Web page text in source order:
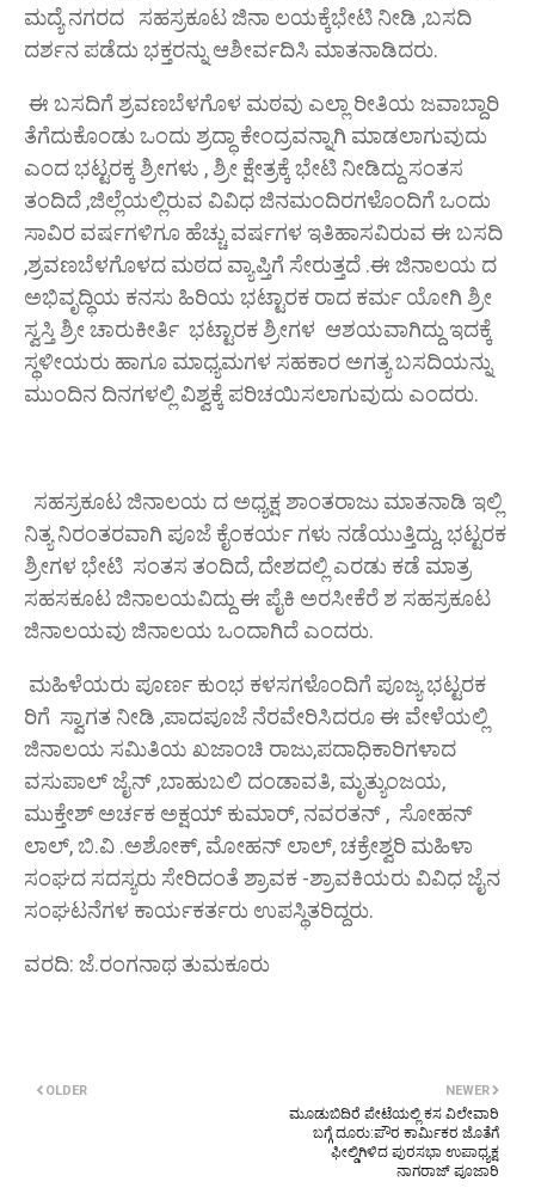
ಮದ್ಯೆ ನಗರದ ಸಹಸ್ರಕೂಟ ಜಿನಾ ಲಯಕ್ಕೆಭೇಟಿ ನೀಡಿ ,ಬಸದಿ
ದರ್ಶನ ಪಡೆದು ಭಕ್ತರನ್ನು ಆಶೀರ್ವದಿಸಿ ಮಾತನಾಡಿದರು.
ಈ ಬಸದಿಗೆ ಶ್ರವಣಬೆಳಗೊಳ ಮಠವು ಎಲ್ಲಾ ರೀತಿಯ ಜವಾಬ್ದಾರಿ
ತೆಗೆದುಕೊಂಡು ಒಂದು ಶ್ರದ್ಧಾ ಕೇಂದ್ರವನ್ನಾಗಿ ಮಾಡಲಾಗುವುದು
ಎಂದ ಭಟ್ಟರಕ್ಕ ಶ್ರೀಗಳು , ಶ್ರೀ ಕ್ಷೇತ್ರಕ್ಕೆ ಭೇಟಿ ನೀಡಿದ್ದು ಸಂತಸ
ತಂದಿದೆ ,ಜಿಲ್ಲೆಯಲ್ಲಿರುವ ವಿವಿಧ ಜಿನಮಂದಿರಗಳೊಂದಿಗೆ ಒಂದು
ಸಾವಿರ ವರ್ಷಗಳಿಗೂ ಹೆಚ್ಚು ವರ್ಷಗಳ ಇತಿಹಾಸವಿರುವ ಈ ಬಸದಿ
,ಶ್ರವಣಬೆಳಗೊಳದ ಮಠದ ವ್ಯಾಪ್ತಿಗೆ ಸೇರುತ್ತದೆ .ಈ ಜಿನಾಲಯ ದ
ಅಭಿವೃದ್ಧಿಯ ಕನಸು ಹಿರಿಯ ಭಟ್ಟಾರಕ ರಾದ ಕರ್ಮ ಯೋಗಿ ಶ್ರೀ
ಸ್ವಸ್ತಿ ಶ್ರೀ ಚಾರುಕೀರ್ತಿ ಭಟ್ಟಾರಕ ಶ್ರೀಗಳ ಆಶಯವಾಗಿದ್ದು ಇದಕ್ಕೆ
ಸ್ಥಳೀಯರು ಹಾಗೂ ಮಾಧ್ಯಮಗಳ ಸಹಕಾರ ಅಗತ್ಯ ಬಸದಿಯನ್ನು
ಮುಂದಿನ ದಿನಗಳಲ್ಲಿ ವಿಶ್ವಕ್ಕೆ ಪರಿಚಯಿಸಲಾಗುವುದು ಎಂದರು.
ಸಹಸ್ರಕೂಟ ಜಿನಾಲಯ ದ ಅಧ್ಯಕ್ಷ ಶಾಂತರಾಜು ಮಾತನಾಡಿ ಇಲ್ಲಿ
ನಿತ್ಯ ನಿರಂತರವಾಗಿ ಪೂಜೆ ಕೈಂಕರ್ಯ ಗಳು ನಡೆಯುತ್ತಿದ್ದು, ಭಟ್ಟರಕ
ಶ್ರೀಗಳ ಭೇಟಿ ಸಂತಸ ತಂದಿದೆ, ದೇಶದಲ್ಲಿ ಎರಡು ಕಡೆ ಮಾತ್ರ
ಸಹಸಕೂಟ ಜಿನಾಲಯವಿದ್ದು ಈ ಪೈಕಿ ಅರಸೀಕೆರೆ ಶ ಸಹಸ್ರಕೂಟ
ಜಿನಾಲಯವು ಜಿನಾಲಯ ಒಂದಾಗಿದೆ ಎಂದರು.
ಮಹಿಳೆಯರು ಪೂರ್ಣ ಕುಂಭ ಕಳಸಗಳೊಂದಿಗೆ ಪೂಜ್ಯ ಭಟ್ಟರಕ
ರಿಗೆ ಸ್ವಾಗತ ನೀಡಿ ,ಪಾದಪೂಜೆ ನೆರವೇರಿಸಿದರೂ ಈ ವೇಳೆಯಲ್ಲಿ
ಜಿನಾಲಯ ಸಮಿತಿಯ ಖಜಾಂಚಿ ರಾಜು,ಪದಾಧಿಕಾರಿಗಳಾದ
ವಸುಪಾಲ್ ಜೈನ್ ,ಬಾಹುಬಲಿ ದಂಡಾವತಿ, ಮೃತ್ಯುಂಜಯ,
ಮುಕ್ತೇಶ್ ಅರ್ಚಕ ಅಕ್ಷಯ್ ಕುಮಾರ್, ನವರತನ್ , ಸೋಹನ್
ಲಾಲ್, ಬಿ.ವಿ .ಅಶೋಕ್, ಮೋಹನ್ ಲಾಲ್, ಚಕ್ರೇಶ್ವರಿ ಮಹಿಳಾ
ಸಂಘದ ಸದಸ್ಯರು ಸೇರಿದಂತೆ ಶ್ರಾವಕ -ಶ್ರಾವಕಿಯರು ವಿವಿಧ ಜೈನ
ಸಂಘಟನೆಗಳ ಕಾರ್ಯಕರ್ತರು ಉಪಸ್ಥಿತರಿದ್ದರು.
ವರದಿ: ಜೆ.ರಂಗನಾಥ ತುಮಕೂರು
NEWER
ಮೂಡುಬಿದಿರೆ ಪೇಟೆಯಲ್ಲಿ ಕಸ ವಿಲೇವಾರಿ
ಬಗ್ಗೆ ದೂರು:ಪೌರ ಕಾರ್ಮಿಕರ ಜೊತೆಗೆ
ಫೀಲ್ಡಿಗಿಳಿದ ಪುರಸಭಾ ಉಪಾಧ್ಯಕ್ಷ
ನಾಗರಾಜ್ ಪೂಜಾರಿ
OLDER